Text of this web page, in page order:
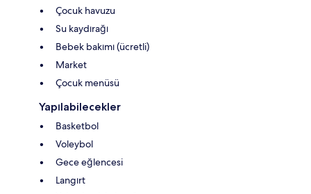
Çocuk havuzu
Su kaydırağı
Bebek bakımı (ücretli)
Market
Çocuk menüsü
Yapılabilecekler
Basketbol
Voleybol
Gece eğlencesi
Langırt